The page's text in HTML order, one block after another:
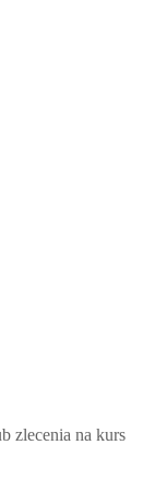
zlecenia na kurs